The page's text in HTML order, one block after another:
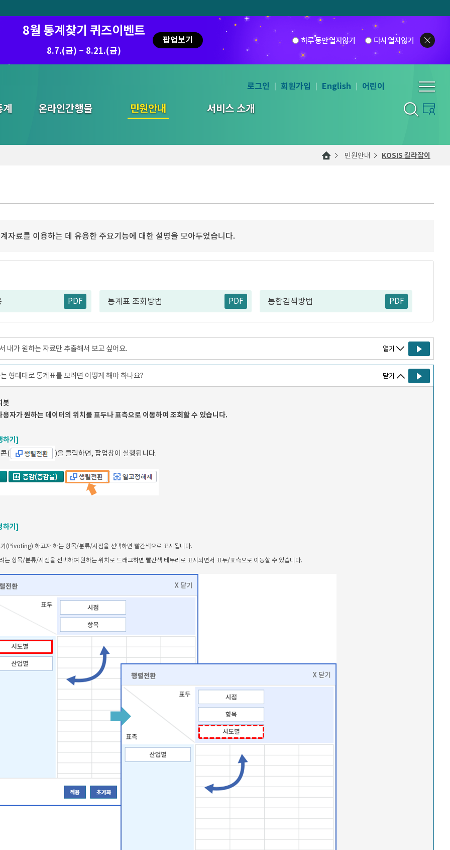
8월 통계찾기 퀴즈이벤트
8.7.(금) ~ 8.21.(금)
팝업보기 하루 동안 열지않기 다시 열지않기
계 온라인간행물 민원안내 서비스 소개
통합검색
로그인 회원가입 English 어린이
민원안내 KOSIS 길라잡이
자료를 이용하는 데 유용한 주요기능에 대한 설명을 모아두었습니다.
PDF 통계표 조회방법 PDF 통합검색방법 PDF
내가 원하는 자료만 추출해서 보고 싶어요. 열기
형태대로 통계표를 보려면 어떻게 해야 하나요?
봇
용자가 원하는 데이터의 위치를 표두나 표측으로 이동하여 조회할 수 있습니다.
하기]
(
)을 클릭하면, 팝업창이 실행됩니다.
하기]
(Pivoting) 하고자 하는 항목/분류/시점을 선택하면 빨간색으로 표시됩니다.
는 항목/분류/시점을 선택하여 원하는 위치로 드래그하면 빨간색 테두리로 표시되면서 표두/표측으로 이동할 수 있습니다.
닫기